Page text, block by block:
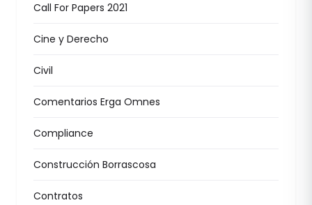
Call For Papers 2021
Cine y Derecho
Civil
Comentarios Erga Omnes
Compliance
Construcción Borrascosa
Contratos